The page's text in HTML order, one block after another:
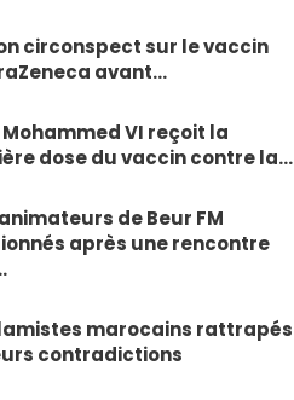
circonspect sur le vaccin
avant…
Mohammed VI reçoit la
dose du vaccin contre la…
de Beur FM
après une rencontre
marocains rattrapés
contradictions